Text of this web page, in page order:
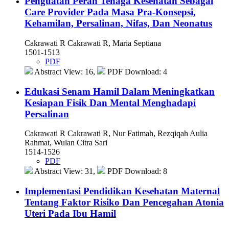
Care Provider Pada Masa Pra-Konsepsi,
Kehamilan, Persalinan, Nifas, Dan Neonatus
Cakrawati R Cakrawati R, Maria Septiana
1501-1513
PDF
Abstract View: 16,
PDF Download: 4
Edukasi Senam Hamil Dalam Meningkatkan
Kesiapan Fisik Dan Mental Menghadapi
Persalinan
Cakrawati R Cakrawati R, Nur Fatimah, Rezqiqah Aulia
Rahmat, Wulan Citra Sari
1514-1526
PDF
Abstract View: 31,
PDF Download: 8
Implementasi Pendidikan Kesehatan Maternal
Tentang Faktor Risiko Dan Pencegahan Atonia
Uteri Pada Ibu Hamil